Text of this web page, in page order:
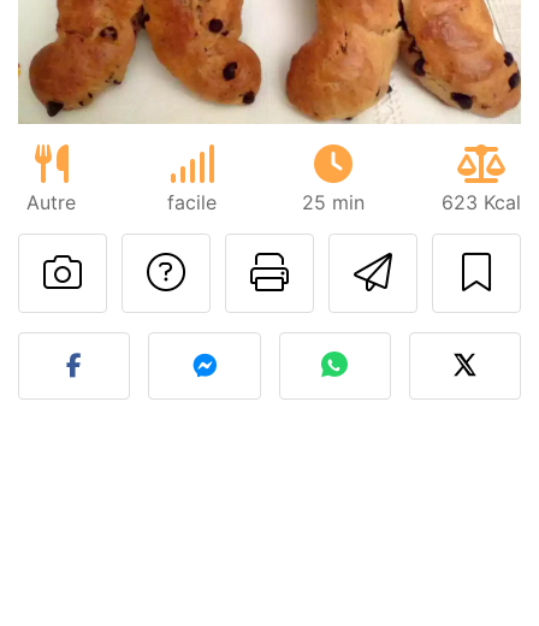
Autre facile 25 min 623 Kcal
Imprimer
Poser une
Publier votre photo de